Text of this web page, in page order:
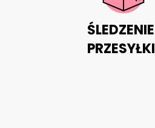
ŚLEDZENIE
PRZESYŁKI